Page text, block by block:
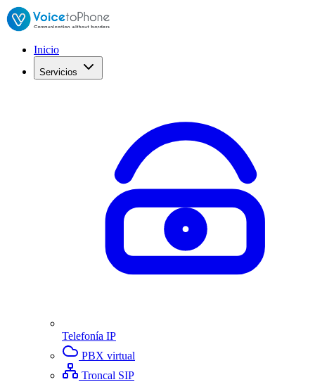
Inicio
Servicios
Telefonía IP
PBX virtual
Troncal SIP